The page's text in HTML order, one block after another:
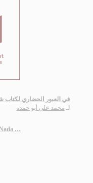
في العبور الحضاري لكتاب
لـ محمد علي أبو حمدة
…